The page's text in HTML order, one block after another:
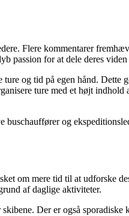
Flere kommentarer
passion for at dele deres viden
og tid på egen hånd. Dette
ture med et højt
og
om mere tid til at udforske
af daglige aktiviteter.
Der er også